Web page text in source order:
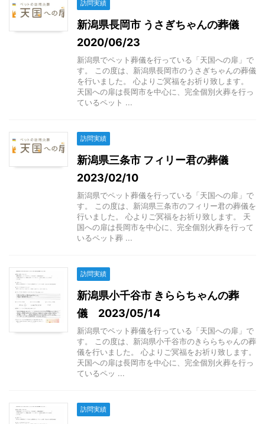
訪問実績
新潟県長岡市 うさぎちゃんの葬儀
2020/06/23
新潟県でペット葬儀を行っている「天国への扉」で
す。 この度は、新潟県長岡市のうさぎちゃんの葬儀
を行いました。 心よりご冥福をお祈り致します。
天国への扉は長岡市を中心に、完全個別火葬を行っ
ているペット ...
訪問実績
新潟県三条市 フィリー君の葬儀
2023/02/10
新潟県でペット葬儀を行っている「天国への扉」で
す。 この度は、新潟県三条市のフィリー君の葬儀を
行いました。 心よりご冥福をお祈り致します。 天
国への扉は長岡市を中心に、完全個別火葬を行って
いるペット葬 ...
訪問実績
新潟県小千谷市 きららちゃんの葬
儀 2023/05/14
新潟県でペット葬儀を行っている「天国への扉」で
す。 この度は、新潟県小千谷市のきららちゃんの葬
儀を行いました。 心よりご冥福をお祈り致します。
天国への扉は長岡市を中心に、完全個別火葬を行っ
ているペッ ...
訪問実績